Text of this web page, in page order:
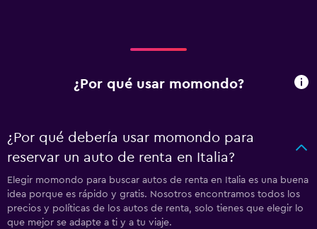
¿Por qué usar momondo?
¿Por qué debería usar momondo para
reservar un auto de renta en Italia?
Elegir momondo para buscar autos de renta en Italia es una buena
idea porque es rápido y gratis. Nosotros encontramos todos los
precios y políticas de los autos de renta, solo tienes que elegir lo
que mejor se adapte a ti y a tu viaje.